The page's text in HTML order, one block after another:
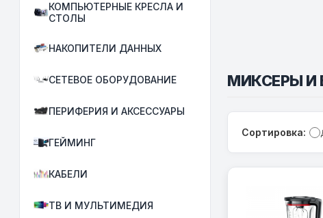
КОМПЬЮТЕРНЫЕ КРЕСЛА И
СТОЛЫ
НАКОПИТЕЛИ ДАННЫХ
СЕТЕВОЕ ОБОРУДОВАНИЕ
ПЕРИФЕРИЯ И АКСЕССУАРЫ
ГЕЙМИНГ
КАБЕЛИ
ТВ И МУЛЬТИМЕДИЯ
МИКСЕРЫ И
Сортировка: